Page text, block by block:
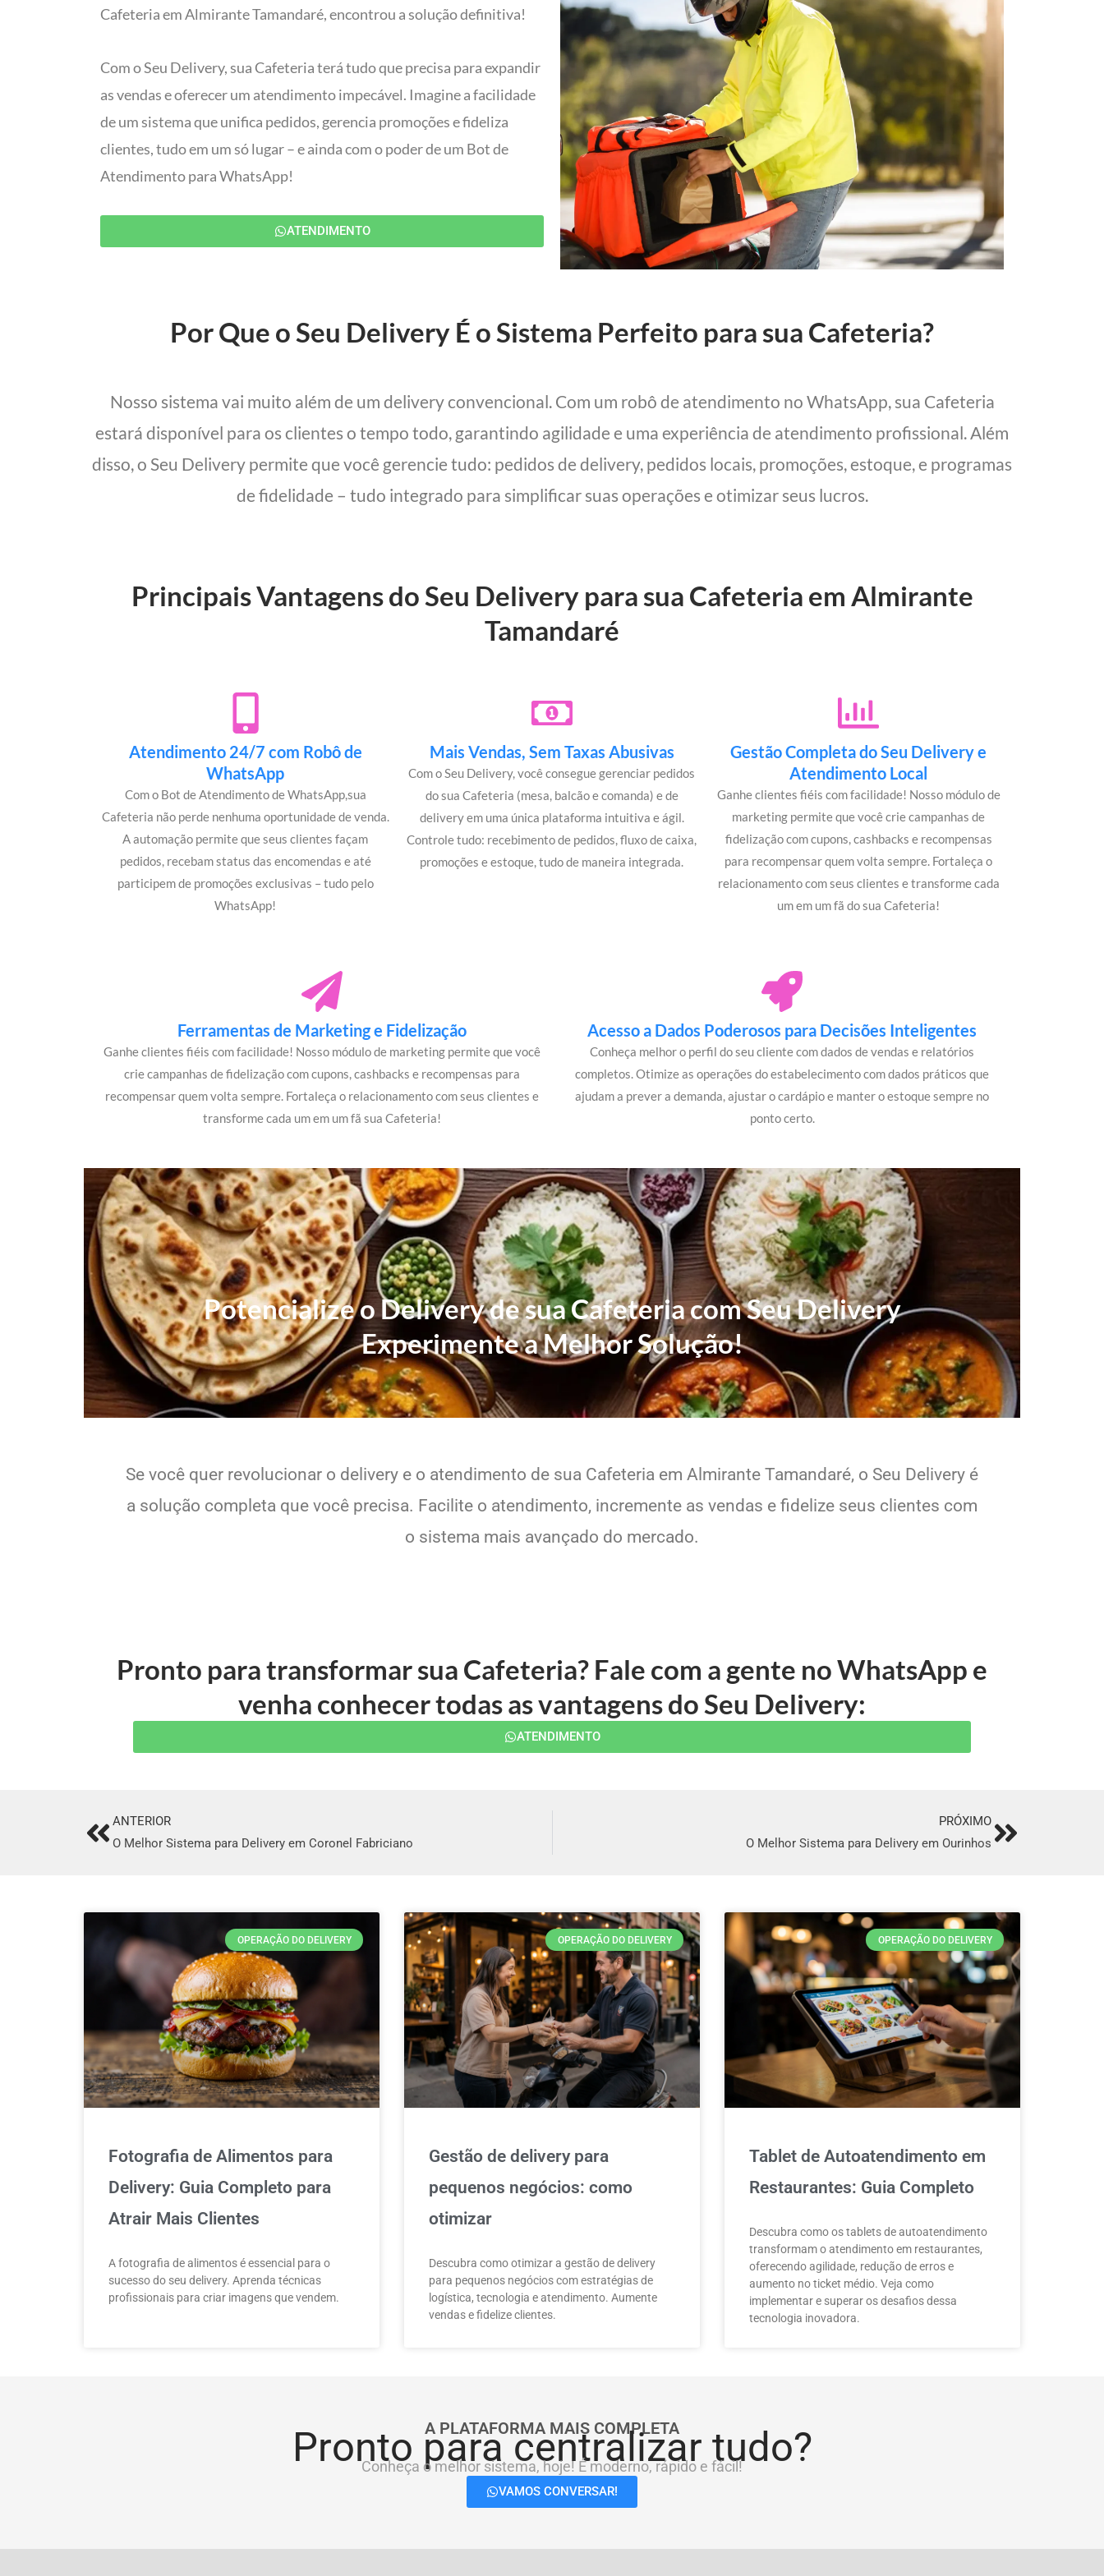
Cafeteria em Almirante Tamandaré, encontrou a solução definitiva!
Com o Seu Delivery, sua Cafeteria terá tudo que precisa para expandir
as vendas e oferecer um atendimento impecável. Imagine a facilidade
de um sistema que unifica pedidos, gerencia promoções e fideliza
clientes, tudo em um só lugar – e ainda com o poder de um Bot de
Atendimento para WhatsApp!
ATENDIMENTO
Por Que o Seu Delivery É o Sistema Perfeito para sua Cafeteria?
Nosso sistema vai muito além de um delivery convencional. Com um robô de atendimento no WhatsApp, sua Cafeteria
estará disponível para os clientes o tempo todo, garantindo agilidade e uma experiência de atendimento profissional. Além
disso, o Seu Delivery permite que você gerencie tudo: pedidos de delivery, pedidos locais, promoções, estoque, e programas
de fidelidade – tudo integrado para simplificar suas operações e otimizar seus lucros.
Principais Vantagens do Seu Delivery para sua Cafeteria em Almirante
Tamandaré
Atendimento 24/7 com Robô de
WhatsApp
Com o Bot de Atendimento de WhatsApp,sua
Cafeteria não perde nenhuma oportunidade de venda.
A automação permite que seus clientes façam
pedidos, recebam status das encomendas e até
participem de promoções exclusivas – tudo pelo
WhatsApp!
Mais Vendas, Sem Taxas Abusivas
Com o Seu Delivery, você consegue gerenciar pedidos
do sua Cafeteria (mesa, balcão e comanda) e de
delivery em uma única plataforma intuitiva e ágil.
Controle tudo: recebimento de pedidos, fluxo de caixa,
promoções e estoque, tudo de maneira integrada.
Gestão Completa do Seu Delivery e
Atendimento Local
Ganhe clientes fiéis com facilidade! Nosso módulo de
marketing permite que você crie campanhas de
fidelização com cupons, cashbacks e recompensas
para recompensar quem volta sempre. Fortaleça o
relacionamento com seus clientes e transforme cada
um em um fã do sua Cafeteria!
Ferramentas de Marketing e Fidelização
Ganhe clientes fiéis com facilidade! Nosso módulo de marketing permite que você
crie campanhas de fidelização com cupons, cashbacks e recompensas para
recompensar quem volta sempre. Fortaleça o relacionamento com seus clientes e
transforme cada um em um fã sua Cafeteria!
Acesso a Dados Poderosos para Decisões Inteligentes
Conheça melhor o perfil do seu cliente com dados de vendas e relatórios
completos. Otimize as operações do estabelecimento com dados práticos que
ajudam a prever a demanda, ajustar o cardápio e manter o estoque sempre no
ponto certo.
Potencialize o Delivery de sua Cafeteria com Seu Delivery
Experimente a Melhor Solução!
Se você quer revolucionar o delivery e o atendimento de sua Cafeteria em Almirante Tamandaré, o Seu Delivery é
a solução completa que você precisa. Facilite o atendimento, incremente as vendas e fidelize seus clientes com
o sistema mais avançado do mercado.
Pronto para transformar sua Cafeteria? Fale com a gente no WhatsApp e
venha conhecer todas as vantagens do Seu Delivery:
ATENDIMENTO
PrevANTERIOR
O Melhor Sistema para Delivery em Coronel Fabriciano
PRÓXIMO
O Melhor Sistema para Delivery em Ourinhos Next
OPERAÇÃO DO DELIVERY
Fotografia de Alimentos para
Delivery: Guia Completo para
Atrair Mais Clientes
A fotografia de alimentos é essencial para o
sucesso do seu delivery. Aprenda técnicas
profissionais para criar imagens que vendem.
OPERAÇÃO DO DELIVERY
Gestão de delivery para
pequenos negócios: como
otimizar
Descubra como otimizar a gestão de delivery
para pequenos negócios com estratégias de
logística, tecnologia e atendimento. Aumente
vendas e fidelize clientes.
OPERAÇÃO DO DELIVERY
Tablet de Autoatendimento em
Restaurantes: Guia Completo
Descubra como os tablets de autoatendimento
transformam o atendimento em restaurantes,
oferecendo agilidade, redução de erros e
aumento no ticket médio. Veja como
implementar e superar os desafios dessa
tecnologia inovadora.
A PLATAFORMA MAIS COMPLETA
Pronto para centralizar tudo?
Conheça o melhor sistema, hoje! É moderno, rápido e fácil!
VAMOS CONVERSAR!